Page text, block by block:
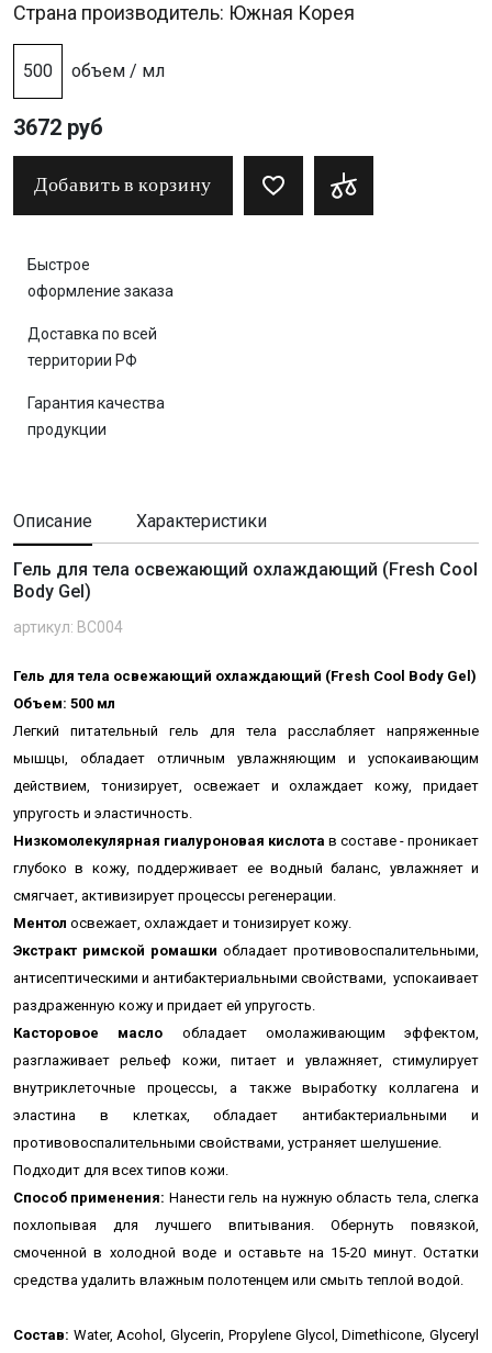
Страна производитель: Южная Корея
500 объем / мл
3672 руб
Добавить в корзину
Быстрое
оформление заказа
Доставка по всей
территории РФ
Гарантия качества
продукции
Описание Характеристики
Гель для тела освежающий охлаждающий (Fresh Cool
Body Gel)
артикул: BC004
Гель для тела освежающий охлаждающий (Fresh Cool Body Gel)
Объем: 500 мл
Легкий питательный гель для тела расслабляет напряженные
мышцы, обладает отличным увлажняющим и успокаивающим
действием, тонизирует, освежает и охлаждает кожу, придает
упругость и эластичность.
Низкомолекулярная гиалуроновая кислота в составе - проникает
глубоко в кожу, поддерживает ее водный баланс, увлажняет и
смягчает, активизирует процессы регенерации.
Ментол освежает, охлаждает и тонизирует кожу.
Экстракт римской ромашки обладает противовоспалительными,
антисептическими и антибактериальными свойствами, успокаивает
раздраженную кожу и придает ей упругость.
Касторовое масло обладает омолаживающим эффектом,
разглаживает рельеф кожи, питает и увлажняет, стимулирует
внутриклеточные процессы, а также выработку коллагена и
эластина в клетках, обладает антибактериальными и
противовоспалительными свойствами, устраняет шелушение.
Подходит для всех типов кожи.
Способ применения: Нанести гель на нужную область тела, слегка
похлопывая для лучшего впитывания. Обернуть повязкой,
смоченной в холодной воде и оставьте на 15-20 минут. Остатки
средства удалить влажным полотенцем или смыть теплой водой.
Состав: Water, Acohol, Glycerin, Propylene Glycol, Dimethicone, Glyceryl